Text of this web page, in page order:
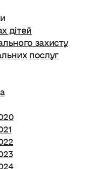
дітей
захисту
послуг